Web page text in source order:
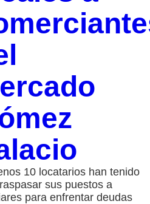
10 locatarios han tenido
sus puestos a
para enfrentar deudas